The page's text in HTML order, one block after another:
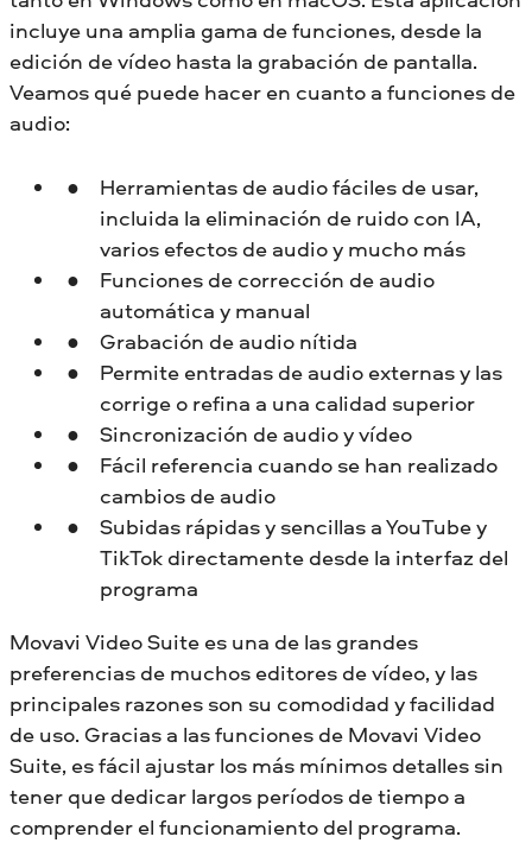
incluye una amplia gama de funciones, desde la
edición de vídeo hasta la grabación de pantalla.
Veamos qué puede hacer en cuanto a funciones de
audio:
Herramientas de audio fáciles de usar,
incluida la eliminación de ruido con IA,
varios efectos de audio y mucho más
Funciones de corrección de audio
automática y manual
Grabación de audio nítida
Permite entradas de audio externas y las
corrige o refina a una calidad superior
Sincronización de audio y vídeo
Fácil referencia cuando se han realizado
cambios de audio
Subidas rápidas y sencillas a YouTube y
TikTok directamente desde la interfaz del
programa
Movavi Video Suite es una de las grandes
preferencias de muchos editores de vídeo, y las
principales razones son su comodidad y facilidad
de uso. Gracias a las funciones de Movavi Video
Suite, es fácil ajustar los más mínimos detalles sin
tener que dedicar largos períodos de tiempo a
comprender el funcionamiento del programa.